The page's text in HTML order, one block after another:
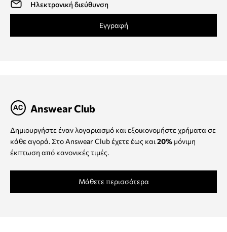
Εγγραφή
Answear Club
Δημιουργήστε έναν λογαριασμό και εξοικονομήστε χρήματα σε
κάθε αγορά. Στο Answear Club έχετε έως και 20% μόνιμη
έκπτωση από κανονικές τιμές.
Μάθετε περισσότερα